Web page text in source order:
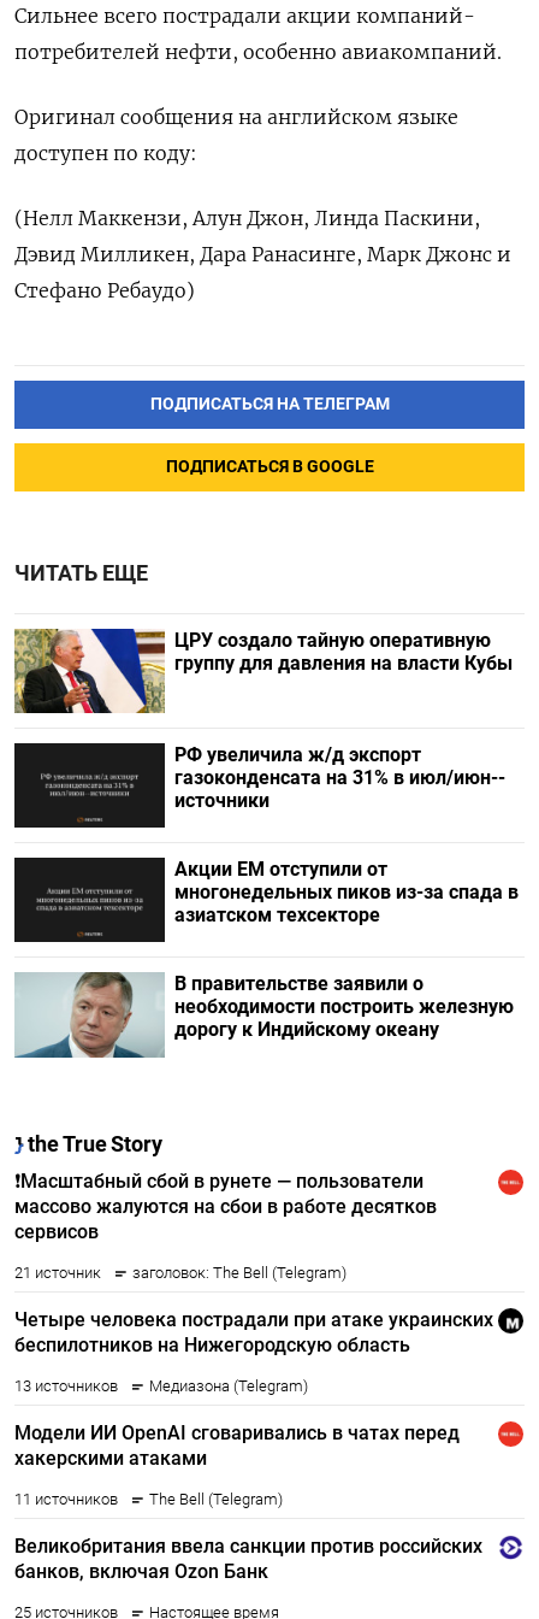
Сильнее всего пострадали акции компаний-
потребителей нефти, особенно авиакомпаний.
Оригинал сообщения на английском языке
доступен по коду:
(Нелл Маккензи, Алун Джон, Линда Паскини,
Дэвид Милликен, Дара Ранасинге, Марк Джонс и
Стефано Ребаудо)
ПОДПИСАТЬСЯ НА ТЕЛЕГРАМ
ПОДПИСАТЬСЯ В GOOGLE
ЧИТАТЬ ЕЩЕ
ЦРУ создало тайную оперативную
группу для давления на власти Кубы
РФ увеличила ж/д экспорт
газоконденсата на 31% в июл/июн--
источники
Акции ЕМ отступили от
многонедельных пиков из-за спада в
азиатском техсекторе
В правительстве заявили о
необходимости построить железную
дорогу к Индийскому океану